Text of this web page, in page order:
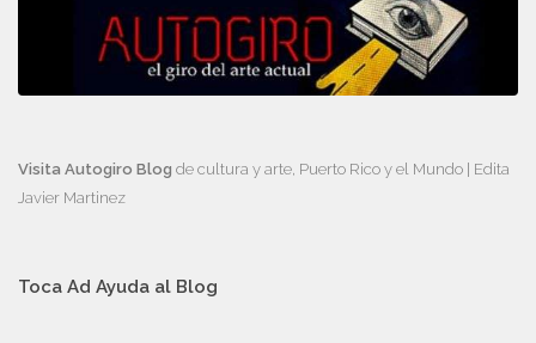
Visita Autogiro Blog de cultura y arte, Puerto Rico y el Mundo | Edita
Javier Martinez
Toca Ad Ayuda al Blog